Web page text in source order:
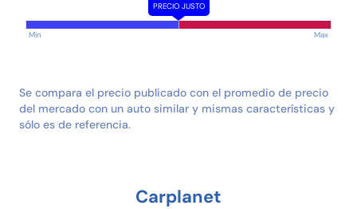
PRECIO JUSTO
Min Max
Se compara el precio publicado con el promedio de precio
del mercado con un auto similar y mismas características y
sólo es de referencia.
Carplanet